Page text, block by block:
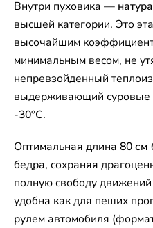
Внутри пуховика —
высшей категории. Это
высочайшим
минимальным весом, не
непревзойденный
выдерживающий суровые
-30°C.
Оптимальная длина 80 см
бедра, сохраняя
полную свободу
удобна как для пеших
рулем автомобиля